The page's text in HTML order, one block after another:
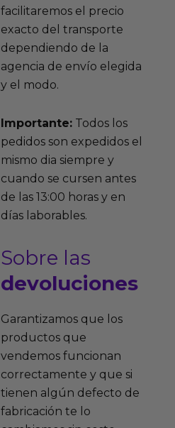
facilitaremos el precio
exacto del transporte
dependiendo de la
agencia de envío elegida
y el modo.
Importante:Todos los
pedidos son expedidos el
mismo dia siempre y
cuando se cursen antes
de las 13:00 horas y en
días laborables.
Sobre las
devoluciones
Garantizamos que los
productos que
vendemos funcionan
correctamente y que si
tienen algún defecto de
fabricación te lo